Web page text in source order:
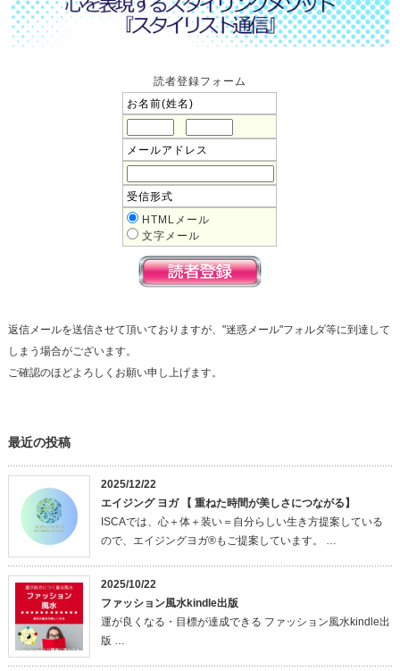
読者登録フォーム
お名前(姓名)
メールアドレス
受信形式
HTMLメール
文字メール
返信メールを送信させて頂いておりますが、"迷惑メール"フォルダ等に到達して
しまう場合がございます。
ご確認のほどよろしくお願い申し上げます。
最近の投稿
2025/12/22
エイジング ヨガ 【 重ねた時間が美しさにつながる】
ISCAでは、心＋体＋装い＝自分らしい生き方提案している
ので、エイジングヨガ®もご提案しています。 …
2025/10/22
ファッション風水kindle出版
運が良くなる・目標が達成できる ファッション風水kindle出
版 …